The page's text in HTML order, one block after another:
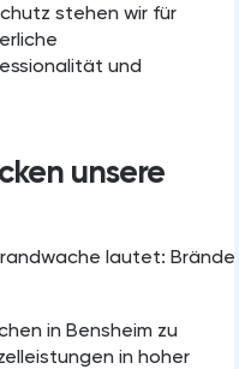
stehen wir für
und
unsere
lautet: Brände
in Bensheim zu
in hoher